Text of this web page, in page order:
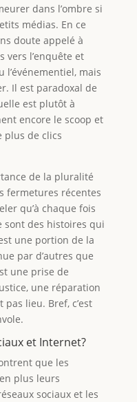
dans l’ombre si
médias. En ce
doute appelé à
vers l’enquête et
l’événementiel, mais
Il est paradoxal de
est plutôt à
encore le scoop et
plus de clics
de la pluralité
fermetures récentes
qu’à chaque fois
sont des histoires qui
une portion de la
par d’autres que
une prise de
une réparation
lieu. Bref, c’est
et Internet?
que les
plus leurs
sociaux et les